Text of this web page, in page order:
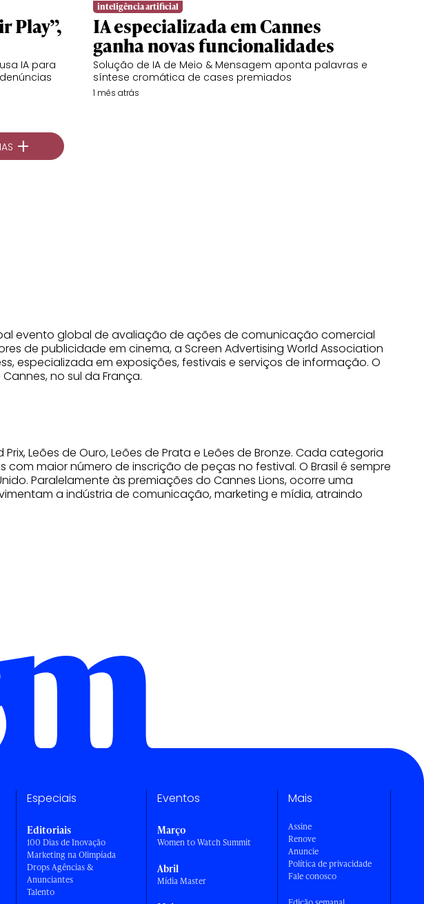
Play”,
IA para
inteligência artificial
IA especializada em Cannes
ganha novas funcionalidades
Solução de IA de Meio & Mensagem aponta palavras e
síntese cromática de cases premiados
1 mês atrás
+
evento global de avaliação de ações de comunicação comercial
de publicidade em cinema, a Screen Advertising World Association
especializada em exposições, festivais e serviços de informação. O
no sul da França.
Leões de Ouro, Leões de Prata e Leões de Bronze. Cada categoria
maior número de inscrição de peças no festival. O Brasil é sempre
Paralelamente às premiações do Cannes Lions, ocorre uma
a indústria de comunicação, marketing e mídia, atraindo
Especiais
Editoriais
100 Dias de Inovação
Marketing na Olimpíada
Drops Agências &
Anunciantes
Talento
Eventos
Março
Women to Watch Summit
Abril
Mídia Master
Mais
Assine
Renove
Anuncie
Política de privacidade
Fale conosco